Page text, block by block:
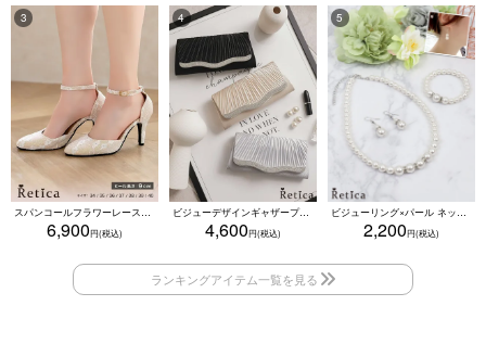
スパンコールフラワーレースアンクルストラップハイヒールセパレートパンプス (ベージュ)
6,900
ビジューデザインギャザープリーツ入り2wayバッグ(ベージュ/シルバー/ブラック)
4,600
ビジューリング×パール ネックレス・ブレスレット・ピアス 3点セット（ホワイト）
2,200